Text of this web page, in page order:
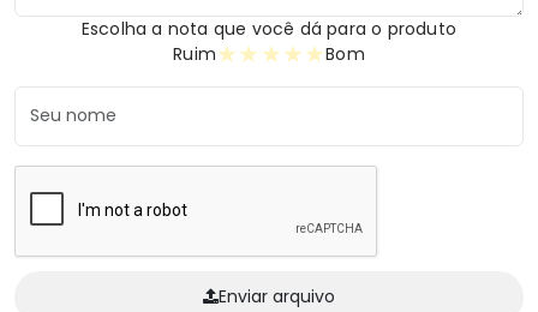
Escolha a nota que você dá para o produto
Ruim
★
★
★
★
★ Bom
Enviar arquivo